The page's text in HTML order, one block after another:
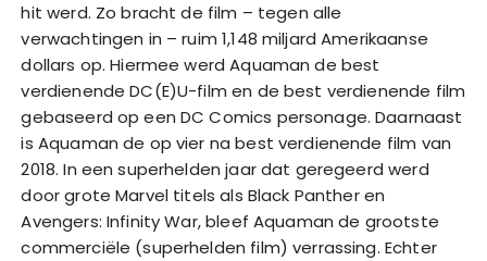
hit werd. Zo bracht de film – tegen alle
verwachtingen in – ruim 1,148 miljard Amerikaanse
dollars op. Hiermee werd Aquaman de best
verdienende DC(E)U-film en de best verdienende film
gebaseerd op een DC Comics personage. Daarnaast
is Aquaman de op vier na best verdienende film van
2018. In een superhelden jaar dat geregeerd werd
door grote Marvel titels als Black Panther en
Avengers: Infinity War, bleef Aquaman de grootste
commerciële (superhelden film) verrassing. Echter